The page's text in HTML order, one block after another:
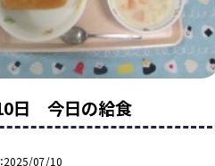
日 今日の給食
2025/07/10